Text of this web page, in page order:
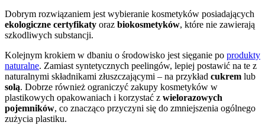
Dobrym rozwiązaniem jest wybieranie kosmetyków posiadających
ekologiczne certyfikaty oraz biokosmetyków, które nie zawierają
szkodliwych substancji.
Kolejnym krokiem w dbaniu o środowisko jest sięganie po produkty
naturalne. Zamiast syntetycznych peelingów, lepiej postawić na te z
naturalnymi składnikami złuszczającymi – na przykład cukrem lub
solą. Dobrze również ograniczyć zakupy kosmetyków w
plastikowych opakowaniach i korzystać z wielorazowych
pojemników, co znacząco przyczyni się do zmniejszenia ogólnego
zużycia plastiku.